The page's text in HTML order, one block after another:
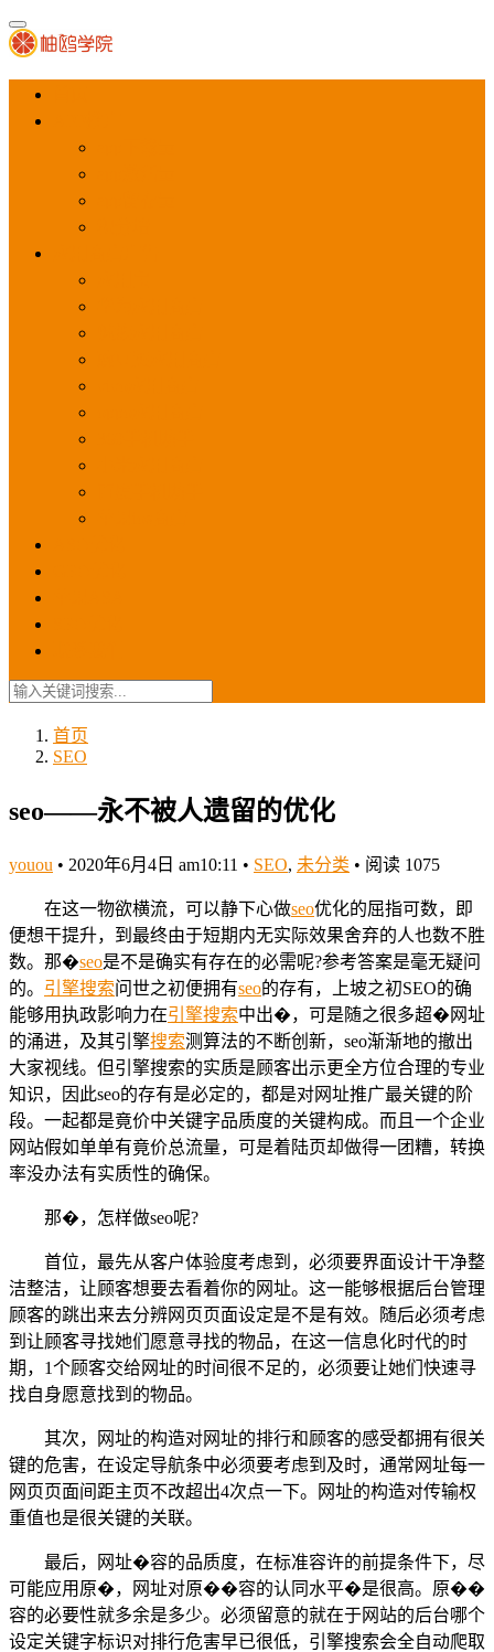
首页
SEO
seo――永不被人遗留的优化
youou • 2020年6月4日 am10:11 • SEO, 未分类 • 阅读 1075
在这一物欲横流，可以静下心做seo优化的屈指可数，即
便想干提升，到最终由于短期内无实际效果舍弃的人也数不胜
数。那�seo是不是确实有存在的必需呢?参考答案是毫无疑问
的。 引擎搜索问世之初便拥有seo的存有，上坡之初SEO的确
能够用执政影响力在引擎搜索中出�，可是随之很多超�网址
的涌进，及其引擎搜索测算法的不断创新，seo渐渐地的撤出
大家视线。但引擎搜索的实质是顾客出示更全方位合理的专业
知识，因此seo的存有是必定的，都是对网址推广最关键的阶
段。一起都是竟价中关键字品质度的关键构成。而且一个企业
网站假如单单有竟价总流量，可是着陆页却做得一团糟，转换
率没办法有实质性的确保。
那�，怎样做seo呢?
首位，最先从客户体验度考虑到，必须要界面设计干净整
洁整洁，让顾客想要去看着你的网址。这一能够根据后台管理
顾客的跳出来去分辨网页页面设定是不是有效。随后必须考虑
到让顾客寻找她们愿意寻找的物品，在这一信息化时代的时
期，1个顾客交给网址的时间很不足的，必须要让她们快速寻
找自身愿意找到的物品。
其次，网址的构造对网址的排行和顾客的感受都拥有很关
键的危害，在设定导航条中必须要考虑到及时，通常网址每一
网页页面间距主页不改超出4次点一下。网址的构造对传输权
重值也是很关键的关联。
最后，网址�容的品质度，在标准容许的前提条件下，尽
可能应用原�，网址对原��容的认同水平�是很高。原��
容的必要性就多余是多少。必须留意的就在于网站的后台哪个
设定关键字标识对排行危害早已很低，引擎搜索会全自动爬取